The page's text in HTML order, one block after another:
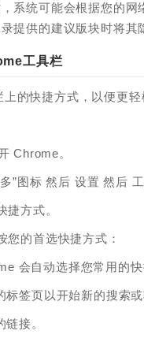
系统可能会根据您的
提供的建议版块时将其
工具栏
的快捷方式，以便更轻
Chrome。
”图标 然后 设置 然后
捷方式。
您的首选快捷方式：
会自动选择您常用的快
签页以开始新的搜索或
接。